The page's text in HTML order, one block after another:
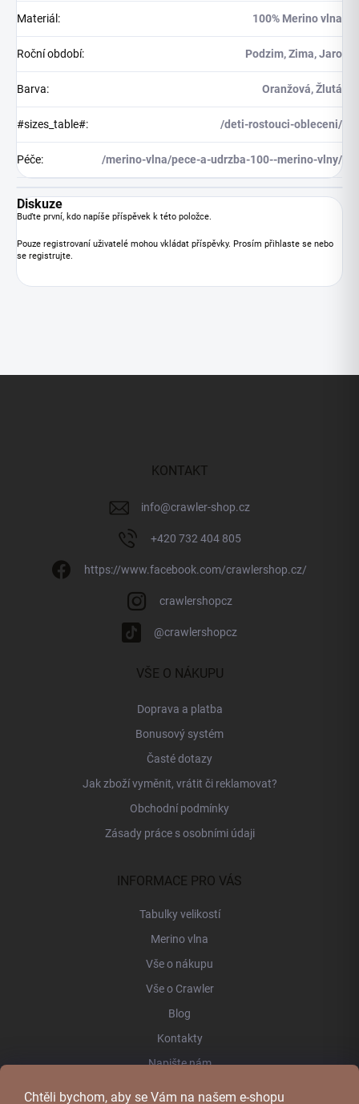
Chtěli bychom, aby se Vám na našem e-shopu
Materiál : 100% Merino vlna
Roční období: Podzim, Zima, Jaro
Barva: Oranžová, Žlutá
#sizes_table#: /deti-rostouci-obleceni/
Péče: /merino-vlna/pece-a-udrzba-100--merino-vlny/
Diskuze
Buďte první, kdo napíše příspěvek k této položce.
Pouze registrovaní uživatelé mohou vkládat příspěvky. Prosím přihlaste se nebo
se registrujte.
KONTAKT
info@crawler-shop.cz
+420 732 404 805
https://www.facebook.com/crawlershop.cz/
crawlershopcz
@crawlershopcz
VŠE O NÁKUPU
Doprava a platba
Bonusový systém
Časté dotazy
Jak zboží vyměnit, vrátit či reklamovat?
Obchodní podmínky
Zásady práce s osobními údaji
INFORMACE PRO VÁS
Tabulky velikostí
Merino vlna
Vše o nákupu
Vše o Crawler
Blog
Kontakty
Napište nám